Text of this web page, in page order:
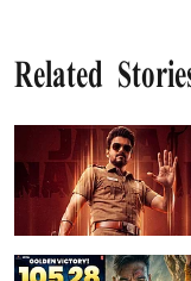
Related